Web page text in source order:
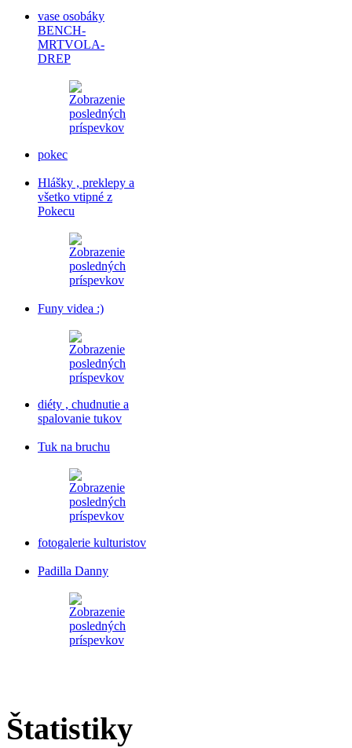
vase osobáky
BENCH-
MRTVOLA-
DREP
pokec
Hlášky , preklepy a
všetko vtipné z
Pokecu
Funy videa :)
diéty , chudnutie a
spalovanie tukov
Tuk na bruchu
fotogalerie kulturistov
Padilla Danny
Štatistiky